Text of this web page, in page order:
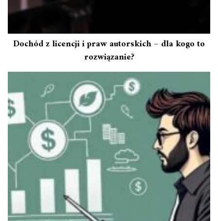
Dochód z licencji i praw autorskich – dla kogo to
rozwiązanie?